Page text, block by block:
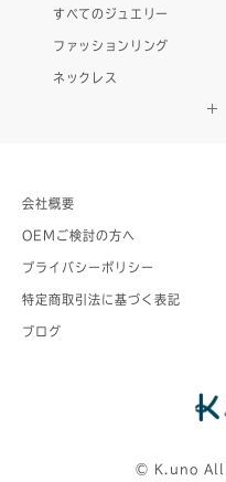
すべてのジュエリー
ファッションリング
ネックレス
会社概要
OEMご検討の方へ
プライバシーポリシー
特定商取引法に基づく表記
ブログ
©︎ K.uno All